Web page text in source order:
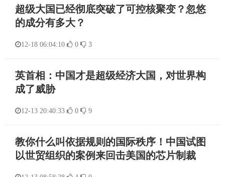
超级大国已经彻底突破了可控核聚变？忽悠
的成分有多大？
12-18 06:04:10 0 3
英首相：中国才是超级经济大国，对世界构
成了威胁
12-13 20:40:33 0 9
教你什么叫依据规则的国际秩序！中国试图
以世贸组织的案例来回击美国的芯片制裁